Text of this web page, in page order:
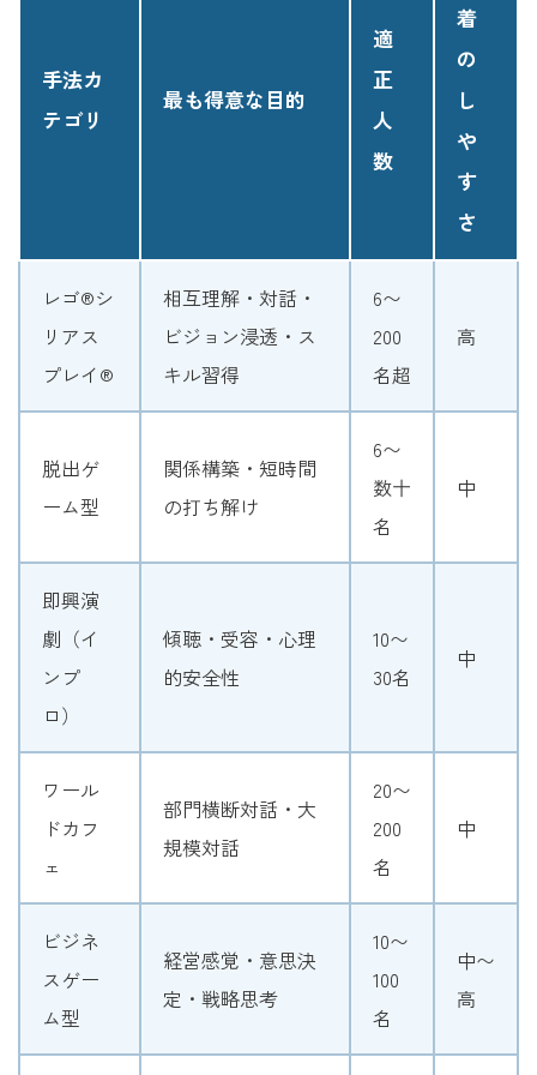
手法カ
テゴリ
最も得意な目的
適
正
人
数
着
の
し
や
す
さ
レゴ®シ
リアス
プレイ®
相互理解・対話・
ビジョン浸透・ス
キル習得
6〜
200
名超
高
脱出ゲ
ーム型
関係構築・短時間
の打ち解け
6〜
数十
名
中
即興演
劇（イ
ンプ
ロ）
傾聴・受容・心理
的安全性
10〜
30名
中
ワール
ドカフ
ェ
部門横断対話・大
規模対話
20〜
200
名
中
ビジネ
スゲー
ム型
経営感覚・意思決
定・戦略思考
10〜
100
名
中〜
高